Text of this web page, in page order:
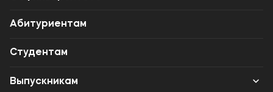
Лицензии и документы
Сведения об образовательной организации
Абитуриенту
Абитуриентам
Студентам
Выпускникам